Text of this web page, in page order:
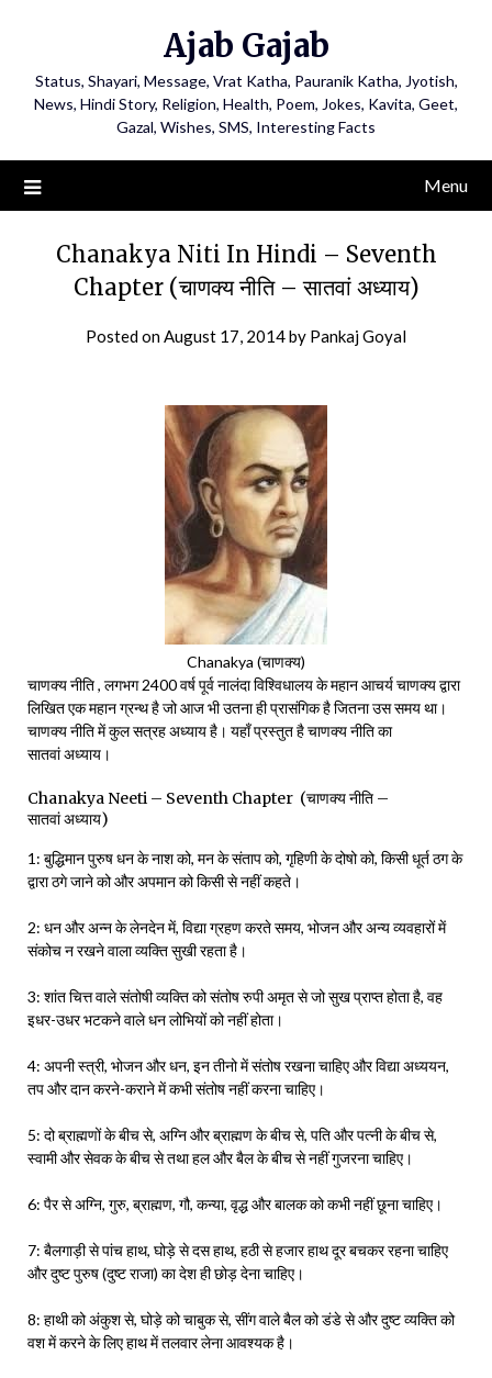
Ajab Gajab
Status, Shayari, Message, Vrat Katha, Pauranik Katha, Jyotish,
News, Hindi Story, Religion, Health, Poem, Jokes, Kavita, Geet,
Gazal, Wishes, SMS, Interesting Facts
Menu
Chanakya Niti In Hindi – Seventh
Chapter (चाणक्य नीति – सातवां अध्याय)
Posted onAugust 17, 2014by Pankaj Goyal
Chanakya (चाणक्य)
चाणक्य नीति , लगभग 2400 वर्ष पूर्व नालंदा विश्विधालय के महान आचर्य चाणक्य द्वारा
लिखित एक महान ग्रन्थ है जो आज भी उतना ही प्रासंगिक है जितना उस समय था।
चाणक्य नीति में कुल सत्रह अध्याय है। यहाँ प्रस्तुत है चाणक्य नीति का
सातवां अध्याय।
Chanakya Neeti – Seventh Chapter (चाणक्य नीति –
सातवां अध्याय)
1: बुद्धिमान पुरुष धन के नाश को, मन के संताप को, गृहिणी के दोषो को, किसी धूर्त ठग के
द्वारा ठगे जाने को और अपमान को किसी से नहीं कहते।
2: धन और अन्न के लेनदेन में, विद्या ग्रहण करते समय, भोजन और अन्य व्यवहारों में
संकोच न रखने वाला व्यक्ति सुखी रहता है।
3: शांत चित्त वाले संतोषी व्यक्ति को संतोष रुपी अमृत से जो सुख प्राप्त होता है, वह
इधर-उधर भटकने वाले धन लोभियों को नहीं होता।
4: अपनी स्त्री, भोजन और धन, इन तीनो में संतोष रखना चाहिए और विद्या अध्ययन,
तप और दान करने-कराने में कभी संतोष नहीं करना चाहिए।
5: दो ब्राह्मणों के बीच से, अग्नि और ब्राह्मण के बीच से, पति और पत्नी के बीच से,
स्वामी और सेवक के बीच से तथा हल और बैल के बीच से नहीं गुजरना चाहिए।
6: पैर से अग्नि, गुरु, ब्राह्मण, गौ, कन्या, वृद्ध और बालक को कभी नहीं छूना चाहिए।
7: बैलगाड़ी से पांच हाथ, घोड़े से दस हाथ, हठी से हजार हाथ दूर बचकर रहना चाहिए
और दुष्ट पुरुष (दुष्ट राजा) का देश ही छोड़ देना चाहिए।
8: हाथी को अंकुश से, घोड़े को चाबुक से, सींग वाले बैल को डंडे से और दुष्ट व्यक्ति को
वश में करने के लिए हाथ में तलवार लेना आवश्यक है।